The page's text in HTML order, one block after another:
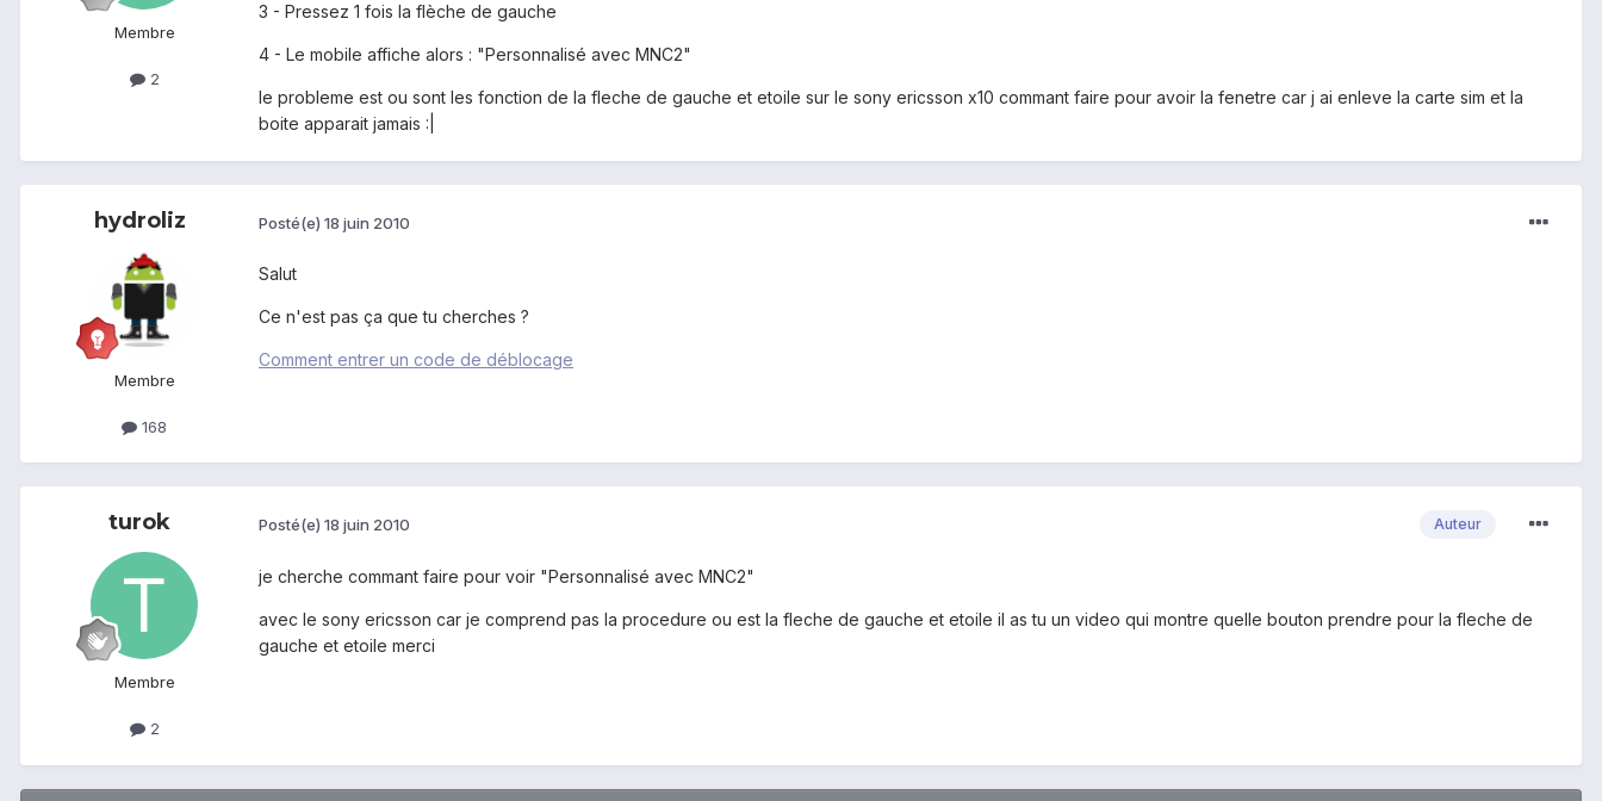
Membre
2
3 - Pressez 1 fois la flèche de gauche
4 - Le mobile affiche alors : "Personnalisé avec MNC2"
le probleme est ou sont les fonction de la fleche de gauche et etoile sur le sony ericsson x10 commant faire pour avoir la fenetre car j ai enleve la carte sim et la
boite apparait jamais :|
hydroliz
Membre
168
Posté(e) 18 juin 2010
Salut
Ce n'est pas ça que tu cherches ?
Comment entrer un code de déblocage
turok
Membre
2
Auteur
Posté(e) 18 juin 2010
je cherche commant faire pour voir "Personnalisé avec MNC2"
avec le sony ericsson car je comprend pas la procedure ou est la fleche de gauche et etoile il as tu un video qui montre quelle bouton prendre pour la fleche de
gauche et etoile merci